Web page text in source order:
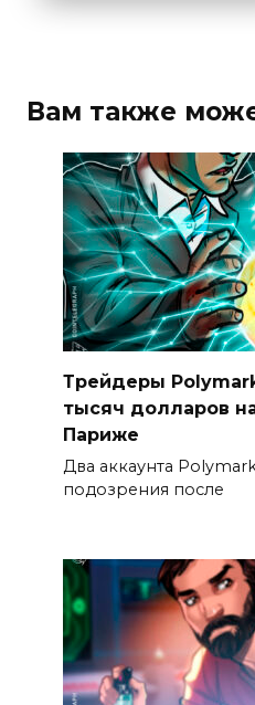
Вам также
Трейдеры
тысяч долларов
Париже
Два аккаунта
подозрения после